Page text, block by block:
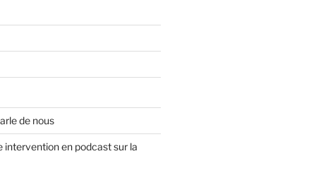
de nous
intervention en podcast sur la